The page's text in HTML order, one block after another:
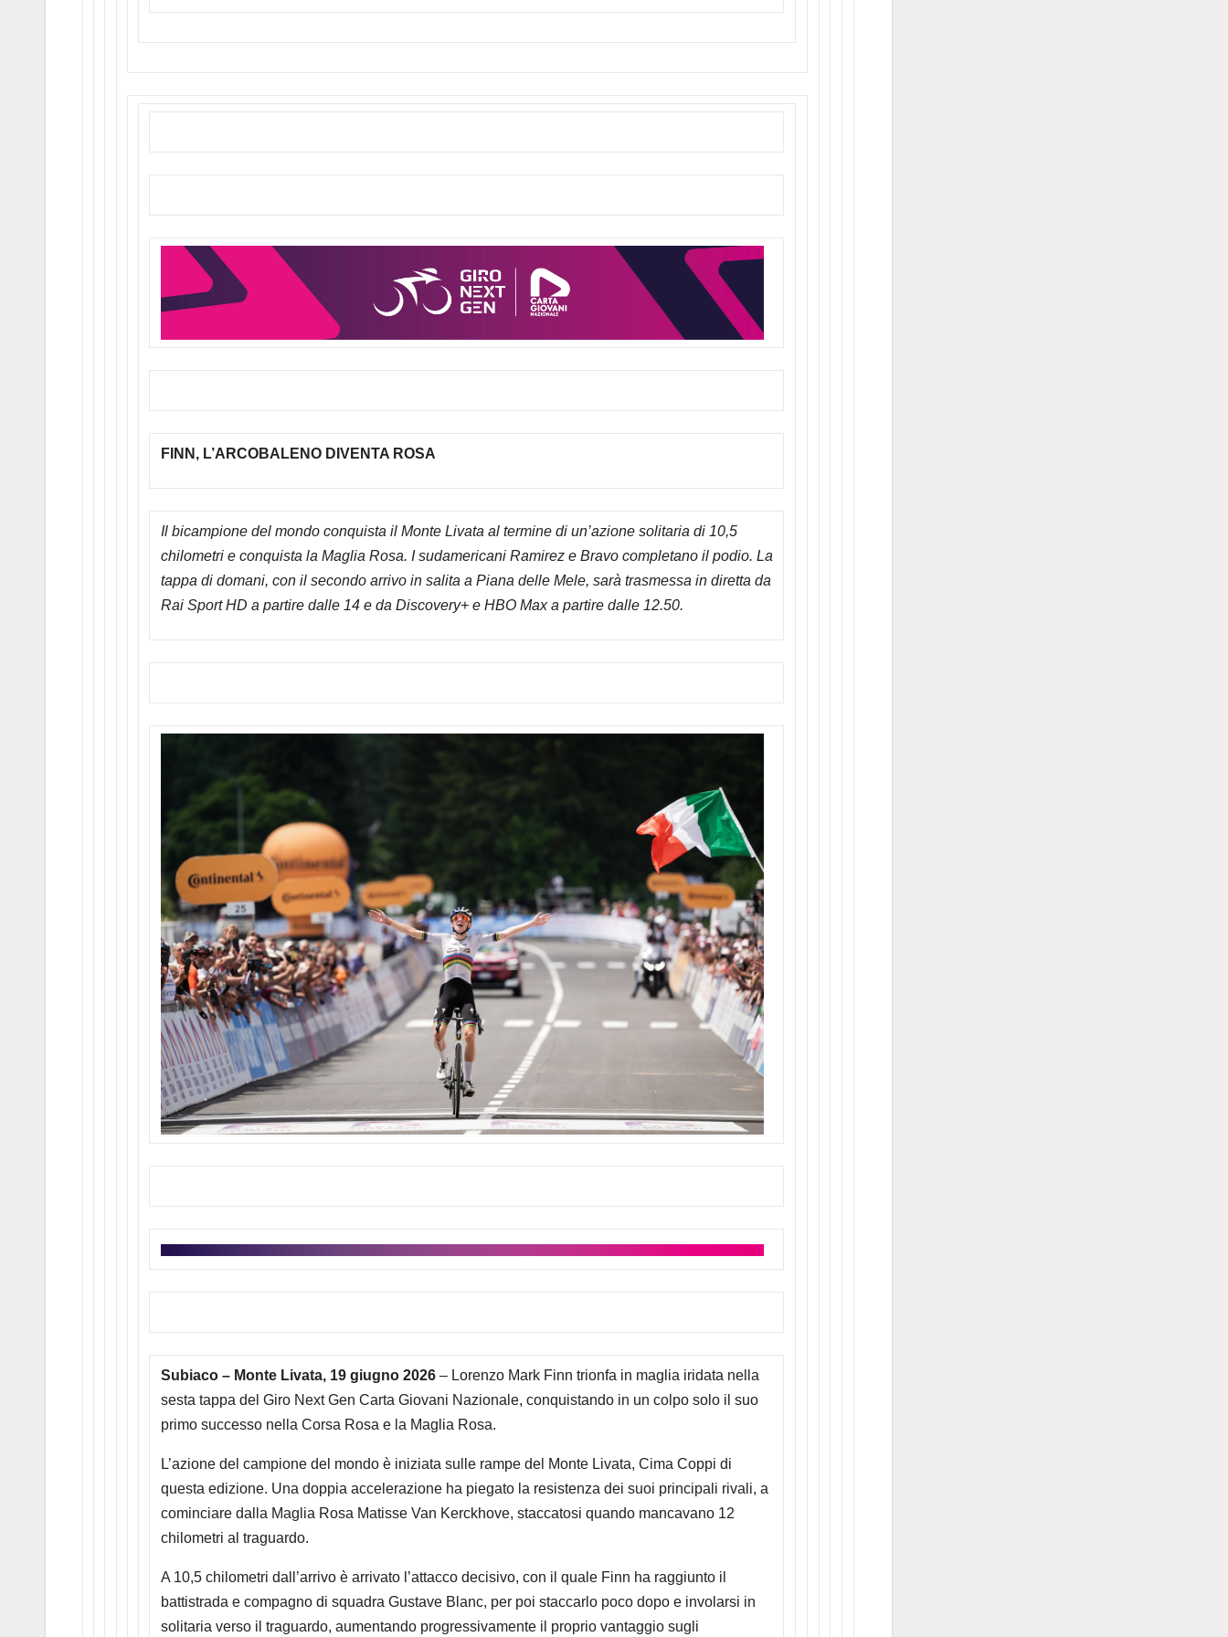
FINN, L’ARCOBALENO DIVENTA ROSA
Il bicampione del mondo conquista il Monte Livata al termine di un’azione solitaria di 10,5
chilometri e conquista la Maglia Rosa. I sudamericani Ramirez e Bravo completano il podio. La
tappa di domani, con il secondo arrivo in salita a Piana delle Mele, sarà trasmessa in diretta da
Rai Sport HD a partire dalle 14 e da Discovery+ e HBO Max a partire dalle 12.50.
Subiaco – Monte Livata, 19 giugno 2026– Lorenzo Mark Finn trionfa in maglia iridata nella
sesta tappa del Giro Next Gen Carta Giovani Nazionale, conquistando in un colpo solo il suo
primo successo nella Corsa Rosa e la Maglia Rosa.
L’azione del campione del mondo è iniziata sulle rampe del Monte Livata, Cima Coppi di
questa edizione. Una doppia accelerazione ha piegato la resistenza dei suoi principali rivali, a
cominciare dalla Maglia Rosa Matisse Van Kerckhove, staccatosi quando mancavano 12
chilometri al traguardo.
A 10,5 chilometri dall’arrivo è arrivato l’attacco decisivo, con il quale Finn ha raggiunto il
battistrada e compagno di squadra Gustave Blanc, per poi staccarlo poco dopo e involarsi in
solitaria verso il traguardo, aumentando progressivamente il proprio vantaggio sugli